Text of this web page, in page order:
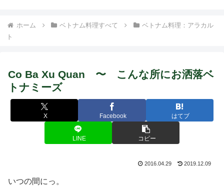
ホーム ベトナム料理すべて
ベトナム料理：アラカル
ト
Co Ba Xu Quan 〜 こんな所にお洒落ベ
トナミーズ
X Facebook はてブ
LINE コピー
2016.04.29 2019.12.09
いつの間にっ。